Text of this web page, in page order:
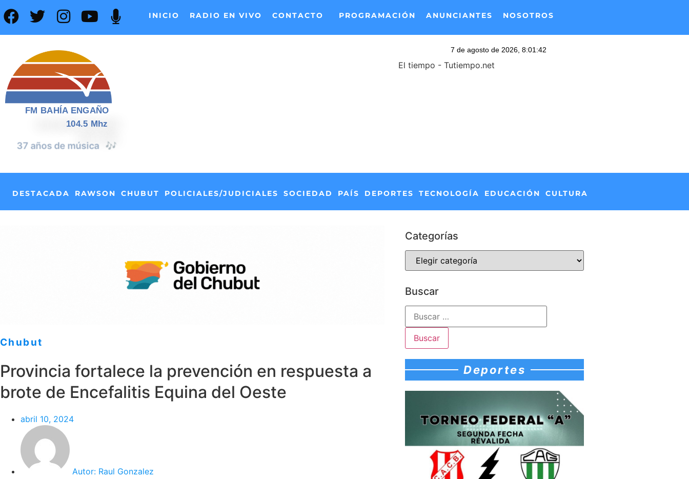
INICIO RADIO EN VIVO CONTACTO PROGRAMACIÓN ANUNCIANTES NOSOTROS
FM BAHÍA ENGAÑO
104.5 Mhz
37 años de noticias 📰
El tiempo - Tutiempo.net
DESTACADA RAWSON CHUBUT POLICIALES/JUDICIALES SOCIEDAD PAÍS DEPORTES TECNOLOGÍA EDUCACIÓN CULTURA
Chubut
Provincia fortalece la prevención en respuesta a
brote de Encefalitis Equina del Oeste
abril 10, 2024
Autor: Raul Gonzalez
Categorías
Buscar
Deportes